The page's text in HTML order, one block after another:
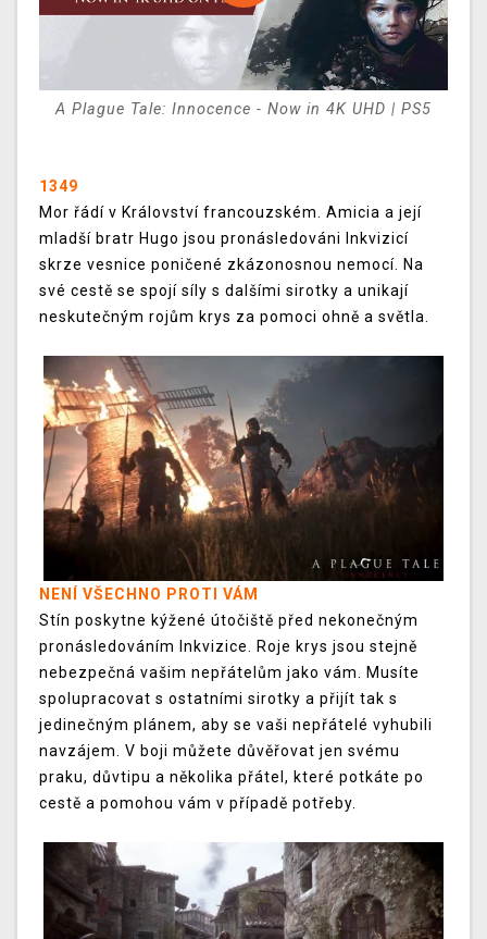
A Plague Tale: Innocence - Now in 4K UHD | PS5
1349
Mor řádí v Království francouzském. Amicia a její
mladší bratr Hugo jsou pronásledováni Inkvizicí
skrze vesnice poničené zkázonosnou nemocí. Na
své cestě se spojí síly s dalšími sirotky a unikají
neskutečným rojům krys za pomoci ohně a světla.
NENÍ VŠECHNO PROTI VÁM
Stín poskytne kýžené útočiště před nekonečným
pronásledováním Inkvizice. Roje krys jsou stejně
nebezpečná vašim nepřátelům jako vám. Musíte
spolupracovat s ostatními sirotky a přijít tak s
jedinečným plánem, aby se vaši nepřátelé vyhubili
navzájem. V boji můžete důvěřovat jen svému
praku, důvtipu a několika přátel, které potkáte po
cestě a pomohou vám v případě potřeby.